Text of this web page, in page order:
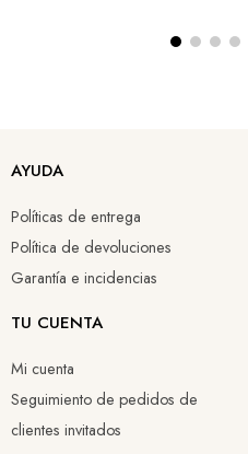
AYUDA
Políticas de entrega
Política de devoluciones
Garantía e incidencias
TU CUENTA
Mi cuenta
Seguimiento de pedidos de
clientes invitados